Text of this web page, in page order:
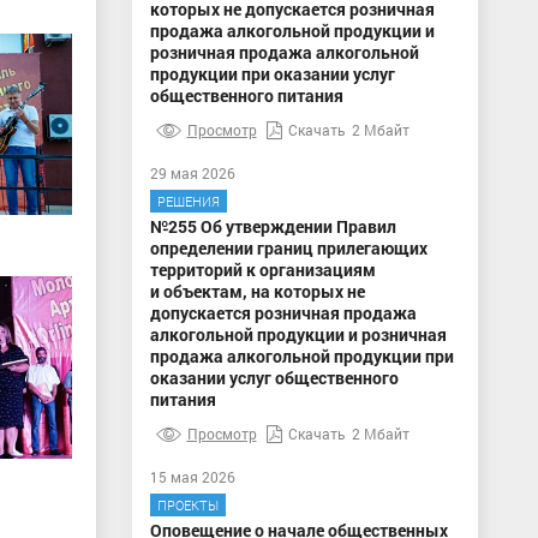
которых не допускается розничная
продажа алкогольной продукции и
розничная продажа алкогольной
продукции при оказании услуг
общественного питания
Просмотр Скачать 2 Мбайт
29 мая 2026
РЕШЕНИЯ
№255 Об утверждении Правил
определении границ прилегающих
территорий к организациям
и объектам, на которых не
допускается розничная продажа
алкогольной продукции и розничная
продажа алкогольной продукции при
оказании услуг общественного
питания
Просмотр Скачать 2 Мбайт
15 мая 2026
ПРОЕКТЫ
Оповещение о начале общественных